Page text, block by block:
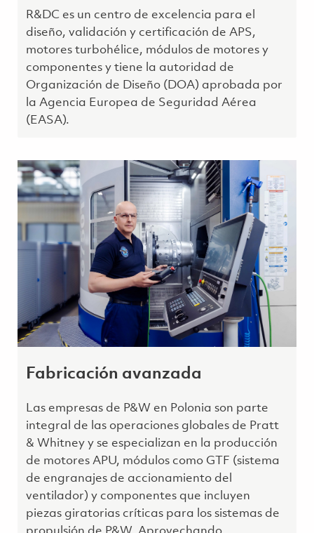
R&DC es un centro de excelencia para el
diseño, validación y certificación de APS,
motores turbohélice, módulos de motores y
componentes y tiene la autoridad de
Organización de Diseño (DOA) aprobada por
la Agencia Europea de Seguridad Aérea
(EASA).
Fabricación avanzada
Las empresas de P&W en Polonia son parte
integral de las operaciones globales de Pratt
& Whitney y se especializan en la producción
de motores APU, módulos como GTF (sistema
de engranajes de accionamiento del
ventilador) y componentes que incluyen
piezas giratorias críticas para los sistemas de